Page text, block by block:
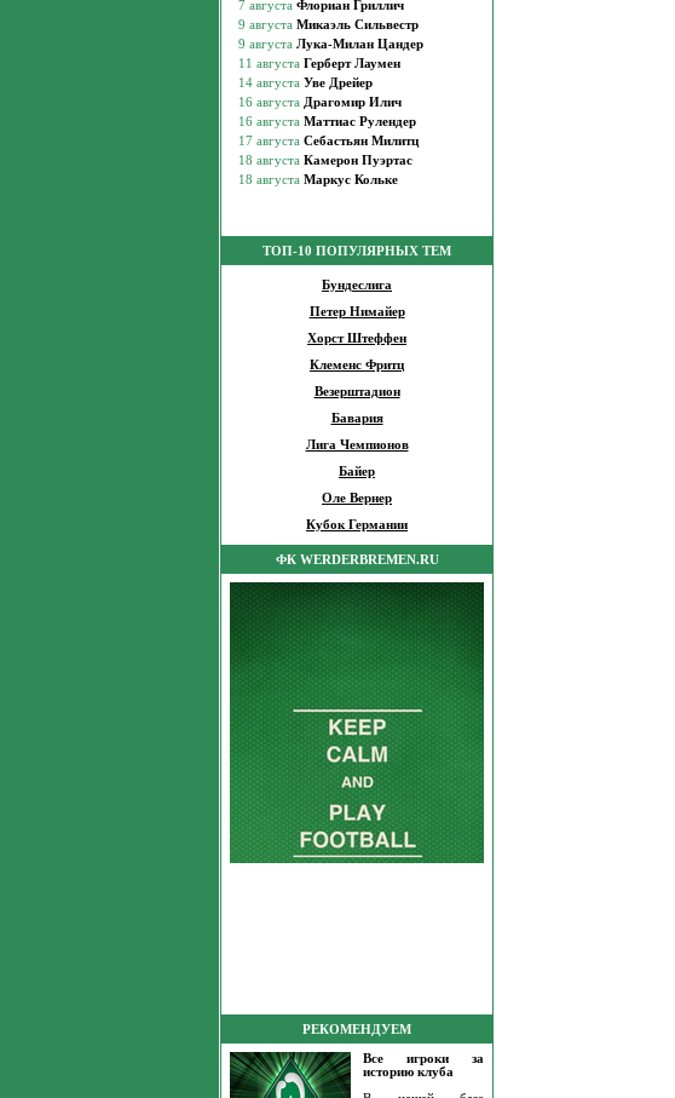
ТОП-10 ПОПУЛЯРНЫХ ТЕМ
Бундеслига
Петер Нимайер
Хорст Штеффен
Клеменс Фритц
Везерштадион
Бавария
Лига Чемпионов
Байер
Оле Вернер
Кубок Германии
ФК WERDERBREMEN.RU
РЕКОМЕНДУЕМ
Все игроки за
историю клуба